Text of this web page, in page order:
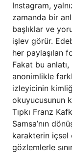
Instagram,
zamanda bir
başlıklar ve
işlev görür.
her paylaşılan
Fakat bu
anonimlikle
izleyicinin
okuyucusunun
Tıpkı Franz
Samsa’nın
karakterin içsel
gözlemlerle